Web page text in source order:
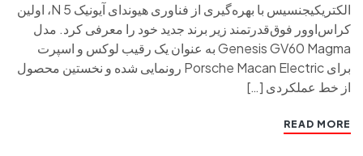
الکتریکیجنسیس با بهره‌گیری از فناوری هیوندای آیونیک 5 N، اولین
کراس‌اوور فوق‌قدرتمند زیر برند جدید خود را معرفی کرد. مدل
Genesis GV60 Magma به عنوان یک رقیب لوکس و اسپرت
برای Porsche Macan Electric رونمایی شده و نخستین محصول
از خط عملکردی […]
READ MORE